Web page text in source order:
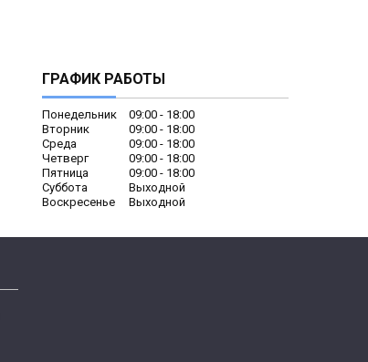
ГРАФИК РАБОТЫ
Понедельник 09:00
18:00
Вторник
09:00
18:00
Среда
09:00
18:00
Четверг
09:00
18:00
Пятница
09:00
18:00
Суббота
Выходной
Воскресенье
Выходной